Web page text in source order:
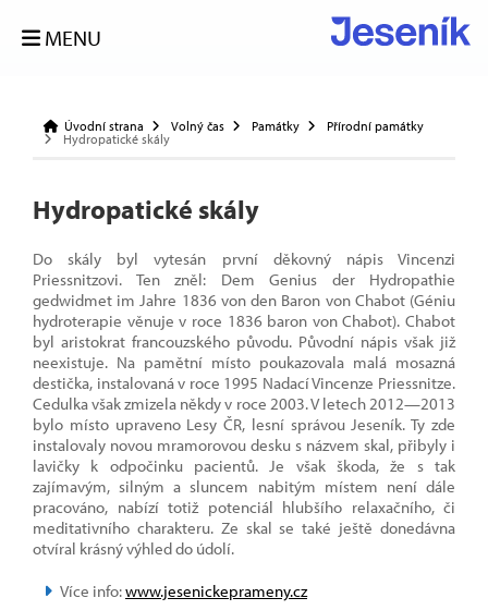
MENU
Úvodní strana Volný čas Památky
Přírodní památky
Hydropatické skály
Hydropatické skály
Do skály byl vytesán první děkovný nápis Vincenzi
Priessnitzovi. Ten zněl: Dem Genius der Hydropathie
gedwidmet im Jahre 1836 von den Baron von Chabot (Géniu
hydroterapie věnuje v roce 1836 baron von Chabot). Chabot
byl aristokrat francouzského původu. Původní nápis však již
neexistuje. Na pamětní místo poukazovala malá mosazná
destička, instalovaná v roce 1995 Nadací Vincenze Priessnitze.
Cedulka však zmizela někdy v roce 2003. V letech 2012—2013
bylo místo upraveno Lesy ČR, lesní správou Jeseník. Ty zde
instalovaly novou mramorovou desku s názvem skal, přibyly i
lavičky k odpočinku pacientů. Je však škoda, že s tak
zajímavým, silným a sluncem nabitým místem není dále
pracováno, nabízí totiž potenciál hlubšího relaxačního, či
meditativního charakteru. Ze skal se také ještě donedávna
otvíral krásný výhled do údolí.
Více info:www.jesenickeprameny.cz